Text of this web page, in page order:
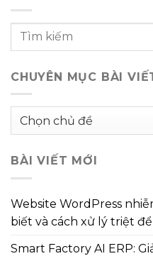
CHUYÊN MỤC BÀI
Chuyên
viết
BÀI VIẾT MỚI
Website WordPress
biết và cách xử lý triệt để
Smart Factory AI ERP: